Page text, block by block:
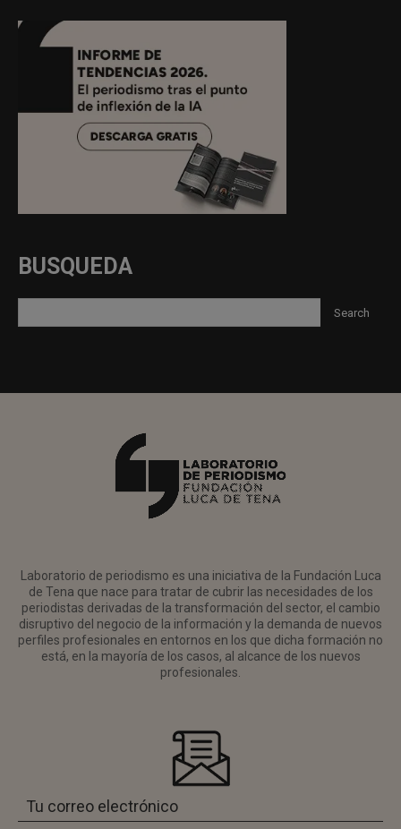
BUSQUEDA
Laboratorio de periodismo es una iniciativa de la Fundación Luca
de Tena que nace para tratar de cubrir las necesidades de los
periodistas derivadas de la transformación del sector, el cambio
disruptivo del negocio de la información y la demanda de nuevos
perfiles profesionales en entornos en los que dicha formación no
está, en la mayoría de los casos, al alcance de los nuevos
profesionales.